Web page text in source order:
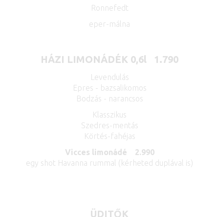
Ronnefedt
eper-málna
HÁZI LIMONÁDÉK 0,6l 1.790
Levendulás
Epres - bazsalikomos
Bodzás - narancsos
Klasszikus
Szedres-mentás
Körtés-fahéjas
Vicces limonádé 2.990
egy shot Havanna rummal (kérheted duplával is)
ÜDITŐK